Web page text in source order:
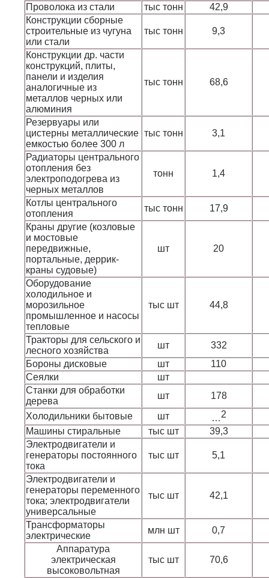
Проволока из стали тыс тонн
42,9
Конструкции сборные
строительные из чугуна
или стали
тыс тонн 9,3
Конструкции др. части
конструкций, плиты,
панели и изделия
аналогичные из
металлов черных или
алюминия
тыс тонн 68,6
Резервуары или
цистерны металлические
емкостью более 300 л
тыс тонн 3,1
Радиаторы центрального
отопления без
электроподогрева из
черных металлов
тонн 1,4
Котлы центрального
отопления
тыс тонн
17,9
Краны другие (козловые
и мостовые
передвижные,
портальные, деррик-
краны судовые)
шт 20
Оборудование
холодильное и
морозильное
промышленное и насосы
тепловые
тыс шт 44,8
Тракторы для сельского и
лесного хозяйства
шт
332
Бороны дисковые
шт
110
Сеялки
шт
Станки для обработки
дерева
шт
178
Холодильники бытовые
шт …2
Машины стиральные
тыс шт
39,3
Электродвигатели и
генераторы постоянного
тока
тыс шт 5,1
Электродвигатели и
генераторы переменного
тока; электродвигатели
универсальные
тыс шт 42,1
Трансформаторы
электрические
млн шт
0,7
Аппаратура
электрическая
высоковольтная
тыс шт 70,6